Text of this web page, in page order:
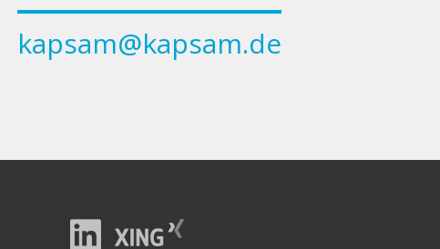
kapsam@kapsam.de